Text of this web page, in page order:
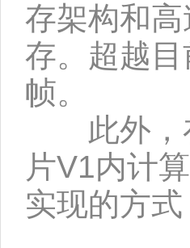
存架构和
存。超越
帧。
此外，在
片V1内计
实现的方